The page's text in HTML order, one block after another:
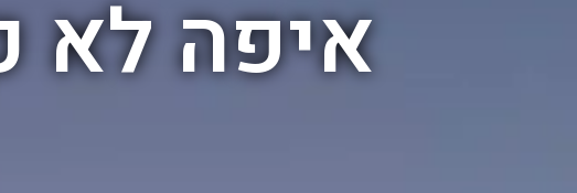
איפה לא